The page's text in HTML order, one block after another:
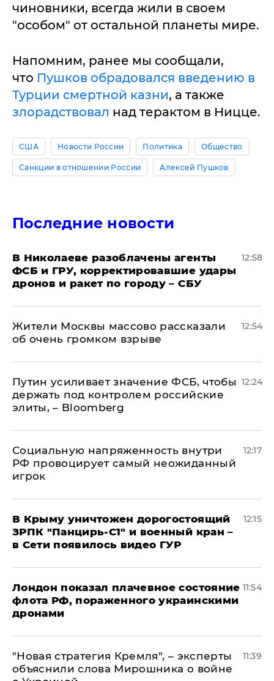
чиновники, всегда жили в своем
"особом" от остальной планеты мире.
Напомним, ранее мы сообщали,
что Пушков обрадовался введению в
Турции смертной казни, а также
злорадствовал над терактом в Ницце.
США Новости России Политика Общество
Санкции в отношении России Алексей Пушков
Последние новости
В Николаеве разоблачены агенты
ФСБ и ГРУ, корректировавшие удары
дронов и ракет по городу – СБУ
12:58
Жители Москвы массово рассказали
об очень громком взрыве
12:54
Путин усиливает значение ФСБ, чтобы
держать под контролем российские
элиты, – Bloomberg
12:24
Социальную напряженность внутри
РФ провоцирует самый неожиданный
игрок
12:17
В Крыму уничтожен дорогостоящий
ЗРПК "Панцирь-С1" и военный кран –
в Сети появилось видео ГУР
12:15
Лондон показал плачевное состояние
флота РФ, пораженного украинскими
дронами
11:54
"Новая стратегия Кремля", – эксперты
объяснили слова Мирошника о войне
11:39